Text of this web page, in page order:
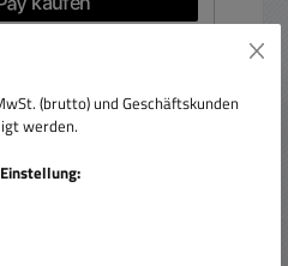
(brutto) und Geschäftskunden
werden.